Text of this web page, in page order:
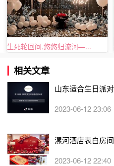
生死轮回间,悠悠归流河—...
相关文章
山东适合生日派
2023-06-12
漯河酒店表白房
2023-06-12